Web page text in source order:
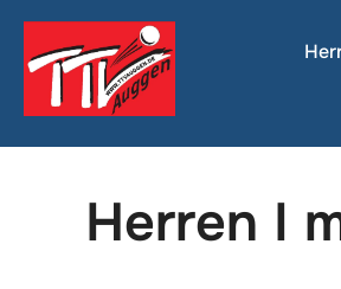
Zum
Inhalt
springen
Herren I